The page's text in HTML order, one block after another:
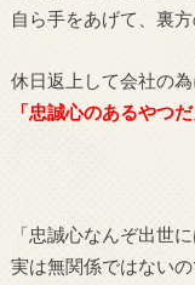
自ら手をあげて、裏
休日返上して会社の
「忠誠心のあるやつだ
「忠誠心なんぞ出世
実は無関係ではない